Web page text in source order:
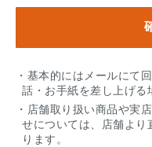
・基本的にはメールにて
話・お手紙を差し上げる
・店舗取り扱い商品や実
せについては、店舗より
ります。